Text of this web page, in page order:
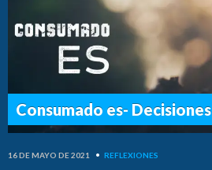
Consumado es- Decisiones
16 DE MAYO DE 2021 • REFLEXIONES